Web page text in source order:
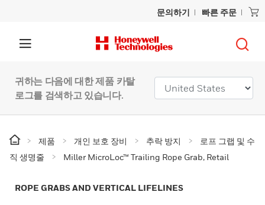
문의하기 빠른 주문
귀하는 다음에 대한 제품 카탈
로그를 검색하고 있습니다.
제품 개인 보호 장비 추락 방지
로프 그랩 및 수
직 생명줄
Miller MicroLoc™ Trailing Rope Grab, Retail
ROPE GRABS AND VERTICAL LIFELINES